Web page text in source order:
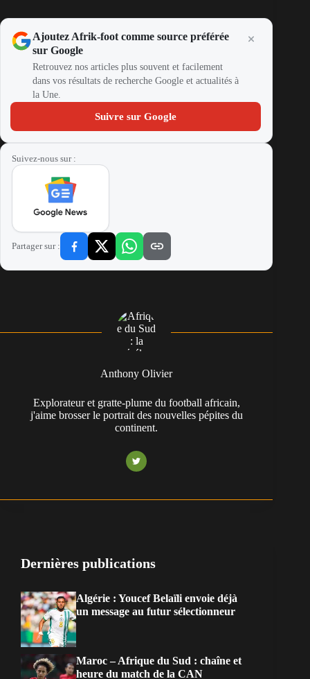
Ajoutez Afrik-foot comme source préférée
sur Google
Retrouvez nos articles plus souvent et facilement
dans vos résultats de recherche Google et actualités à
la Une.
Suivre sur Google
Suivez-nous sur :
Partager sur :
Anthony Olivier
Explorateur et gratte-plume du football africain,
j'aime brosser le portrait des nouvelles pépites du
continent.
Dernières publications
Algérie : Youcef Belaïli envoie déjà
un message au futur sélectionneur
Maroc – Afrique du Sud : chaîne et
heure du match de la CAN